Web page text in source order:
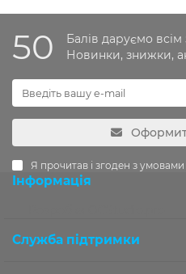
50
Балів даруємо
Новинки, знижки,
Я прочитав і згоден з умовами
Інформація
Служба підтримки